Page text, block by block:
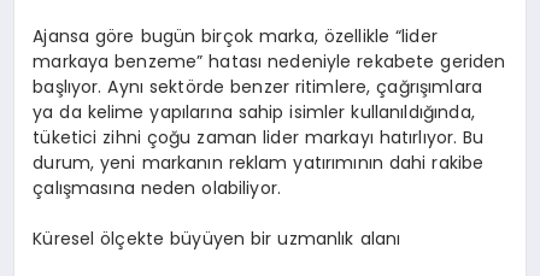
Ajansa göre bugün birçok marka, özellikle “lider
markaya benzeme” hatası nedeniyle rekabete geriden
başlıyor. Aynı sektörde benzer ritimlere, çağrışımlara
ya da kelime yapılarına sahip isimler kullanıldığında,
tüketici zihni çoğu zaman lider markayı hatırlıyor. Bu
durum, yeni markanın reklam yatırımının dahi rakibe
çalışmasına neden olabiliyor.
Küresel ölçekte büyüyen bir uzmanlık alanı